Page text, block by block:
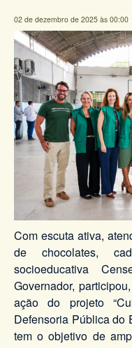
02 de dezembro de 2025 às 00:00
Com escuta ativa,
de chocolates,
socioeducativa
Governador,
ação do projeto
Defensoria Pública do
tem o objetivo de